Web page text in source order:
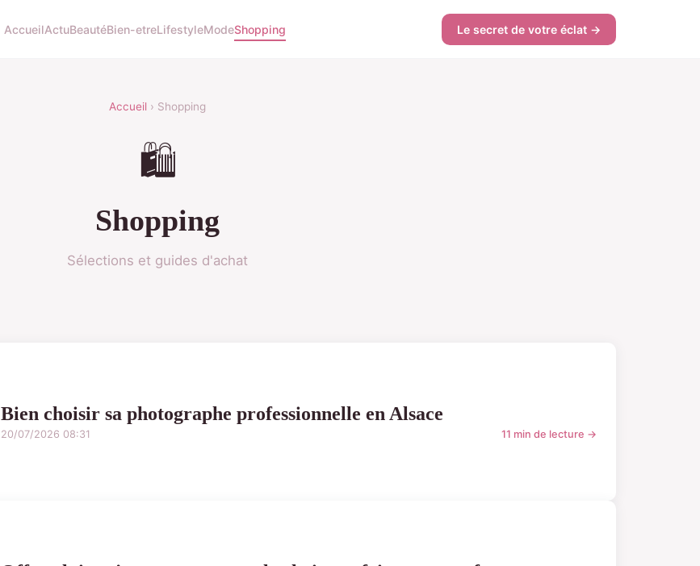
AccueilActuBeautéBien-etreLifestyleModeShopping Le secret de votre éclat →
Accueil › Shopping
🛍️
Shopping
Sélections et guides d'achat
Bien choisir sa photographe professionnelle en Alsace
20/07/2026 08:31 11 min de lecture →